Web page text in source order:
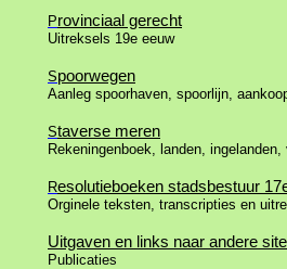
Provinciaal gerecht
Uitreksels 19e eeuw
Spoorwegen
Aanleg spoorhaven, spoorlijn,
Staverse meren
Rekeningenboek, landen, ingelanden,
Resolutieboeken stadsbestuur
Orginele teksten, transcripties en
Uitgaven en links naar andere
Publicaties